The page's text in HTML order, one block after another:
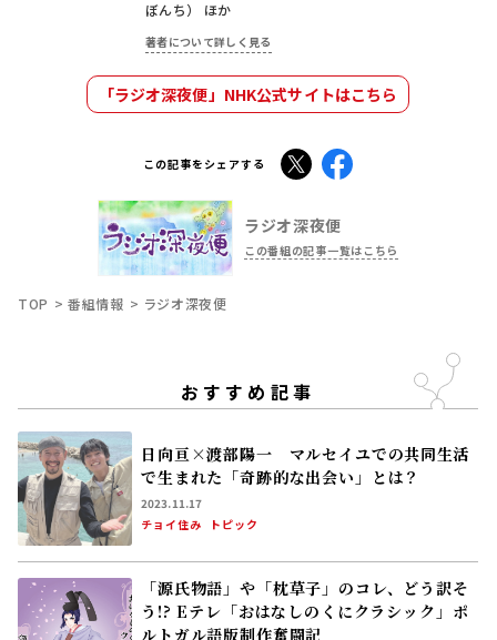
この記事をシェアする
ラジオ深夜便
この番組の記事一覧はこちら
おすすめ記事
日向亘×渡部陽一 マルセイユでの共同生活
う!? Eテレ「おはなしのくにクラシック」ポ
ルトガル語版制作奮闘記
2024.09.19
国際事業 トピック
「“志村けん”さんは､クールで､人見知りで､
恥ずかしがり屋」――山崎まさや(俳優・お笑い
芸人)が付き人として過ごした5年の日々を語